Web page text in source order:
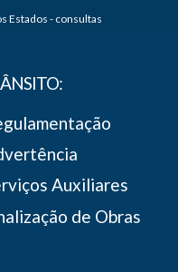
Estados - consultas
Auxiliares
de Obras